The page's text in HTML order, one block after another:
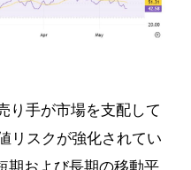
り手が市場を支配して
リスクが強化されてい